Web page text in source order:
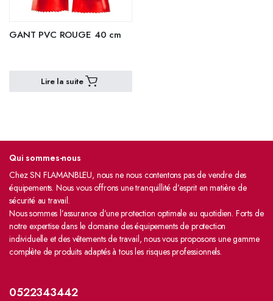
GANT PVC ROUGE 40 cm
Lire la suite
Qui sommes-nous
Chez SN FLAMANBLEU, nous ne nous contentons pas de vendre des
équipements. Nous vous offrons une tranquillité d’esprit en matière de
sécurité au travail.
Nous sommes l’assurance d’une protection optimale au quotidien. Forts de
notre expertise dans le domaine des équipements de protection
individuelle et des vêtements de travail, nous vous proposons une gamme
complète de produits adaptés à tous les risques professionnels.
0522343442